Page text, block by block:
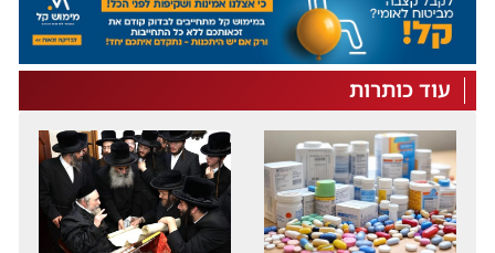
עוד כותרות